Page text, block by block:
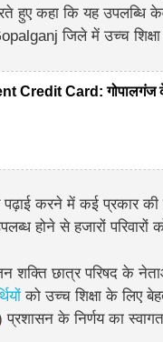
करते हुए कहा कि यह
जिले में उच्च
Credit Card: गोपालगंज
करने में कई प्रकार
होने से हजारों परिवारों
छात्र परिषद के
को उच्च शिक्षा के लिए
प्रशासन के निर्णय का